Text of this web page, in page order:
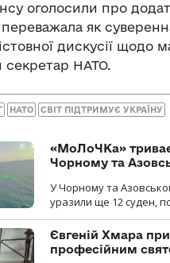
оголосили про
переважала як
дискусії щодо
секретар НАТО.
НАТО СВІТ ПІДТРИМУЄ УКРАЇНУ
«МоЛоЧКа»
Чорному та
У Чорному та
уразили ще 12 суден,
Євгеній Хмара
професійним